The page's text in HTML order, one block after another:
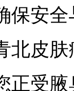
保安
北皮肤
正受